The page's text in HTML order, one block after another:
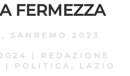
FERMEZZA
, SANREMO 2023
|
REDAZIONE
| POLITICA, LAZIO